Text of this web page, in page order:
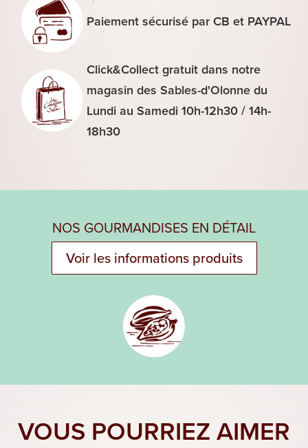
Paiement sécurisé par CB et PAYPAL
Click&Collect gratuit dans notre
magasin des Sables-d'Olonne du
Lundi au Samedi 10h-12h30 / 14h-
18h30
NOS GOURMANDISES EN DÉTAIL
Voir les informations produits
VOUS POURRIEZ AIMER